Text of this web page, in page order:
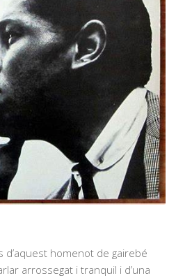
d’aquest homenot de gairebé
arrossegat i tranquil i d’una